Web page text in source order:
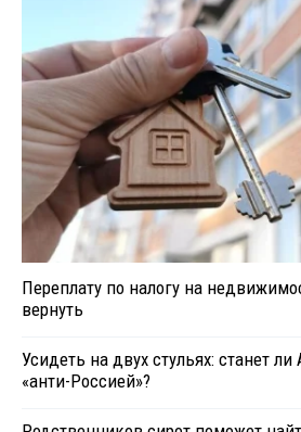
Переплату по налогу на
вернуть
Усидеть на двух стульях: станет
«анти-Россией»?